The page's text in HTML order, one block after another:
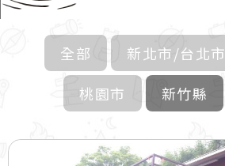
全部 新北市/台北市
桃園市
新竹縣